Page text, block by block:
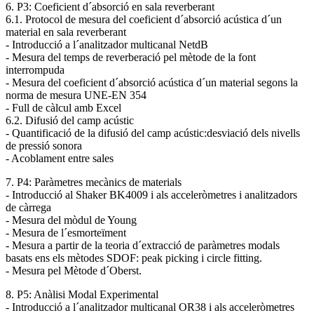
6. P3: Coeficient d´absorció en sala reverberant
6.1. Protocol de mesura del coeficient d´absorció acústica d´un
material en sala reverberant
- Introducció a l´analitzador multicanal NetdB
- Mesura del temps de reverberació pel mètode de la font
interrompuda
- Mesura del coeficient d´absorció acústica d´un material segons la
norma de mesura UNE-EN 354
- Full de càlcul amb Excel
6.2. Difusió del camp acústic
- Quantificació de la difusió del camp acústic:desviació dels nivells
de pressió sonora
- Acoblament entre sales
7. P4: Paràmetres mecànics de materials
- Introducció al Shaker BK4009 i als acceleròmetres i analitzadors
de càrrega
- Mesura del mòdul de Young
- Mesura de l´esmorteïment
- Mesura a partir de la teoria d´extracció de paràmetres modals
basats ens els mètodes SDOF: peak picking i circle fitting.
- Mesura pel Mètode d´Oberst.
8. P5: Anàlisi Modal Experimental
- Introducció a l´analitzador multicanal OR38 i als acceleròmetres